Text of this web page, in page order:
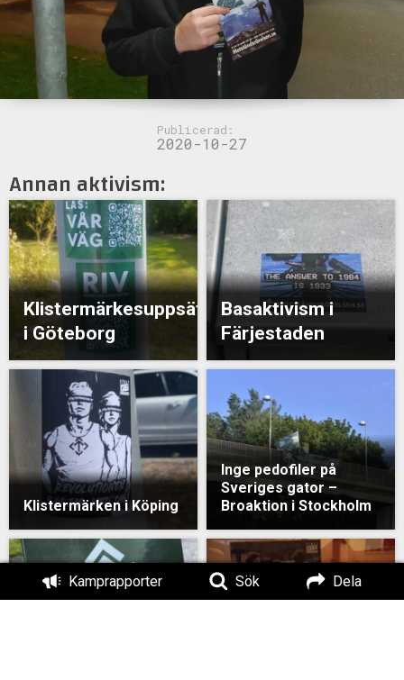
Kamprapporter Sök Dela
Publicerad:
2020-10-27
Annan aktivism:
Klistermärkesuppsättning
i Göteborg
Basaktivism i
Färjestaden
Klistermärken i Köping
Inge pedofiler på
Sveriges gator –
Broaktion i Stockholm